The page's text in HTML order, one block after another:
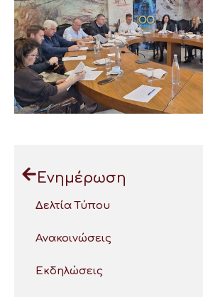
Ενημέρωση
Δελτία Τύπου
Ανακοινώσεις
Εκδηλώσεις